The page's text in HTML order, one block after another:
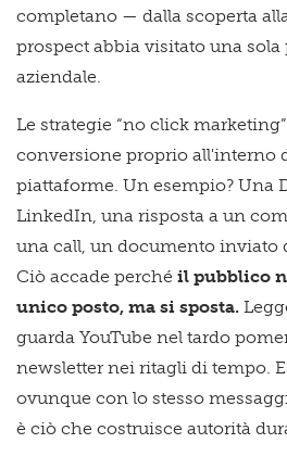
completano — dalla scoperta
prospect abbia visitato una sola
aziendale.
Le strategie “no click
conversione proprio all'interno
piattaforme. Un esempio? Una
LinkedIn, una risposta a un
una call, un documento inviato
Ciò accade perché il pubblico
unico posto, ma si sposta.
guarda YouTube nel tardo
newsletter nei ritagli di tempo.
ovunque con lo stesso
è ciò che costruisce autorità